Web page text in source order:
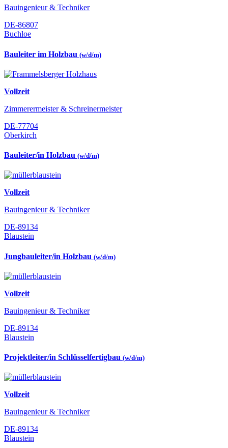
Bauingenieur & Techniker
DE-86807
Buchloe
Bauleiter im Holzbau (w/d/m)
Vollzeit
Zimmerermeister & Schreinermeister
DE-77704
Oberkirch
Bauleiter/in Holzbau (w/d/m)
Vollzeit
Bauingenieur & Techniker
DE-89134
Blaustein
Jungbauleiter/in Holzbau (w/d/m)
Vollzeit
Bauingenieur & Techniker
DE-89134
Blaustein
Projektleiter/in Schlüsselfertigbau (w/d/m)
Vollzeit
Bauingenieur & Techniker
DE-89134
Blaustein